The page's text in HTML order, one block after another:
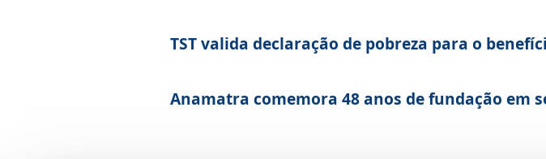
TST valida declaração de pobreza para o
Anamatra comemora 48 anos de fundação em